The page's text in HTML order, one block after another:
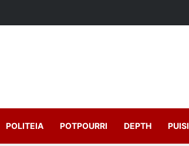
POLITEIA POTPOURRI DEPTH PUISI